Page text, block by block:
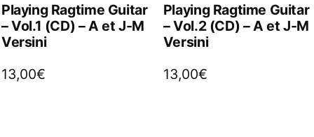
Playing Ragtime Guitar
– Vol.1 (CD) – A et J-M
Versini
13,00€
Playing Ragtime Guitar
– Vol.2 (CD) – A et J-M
Versini
13,00€